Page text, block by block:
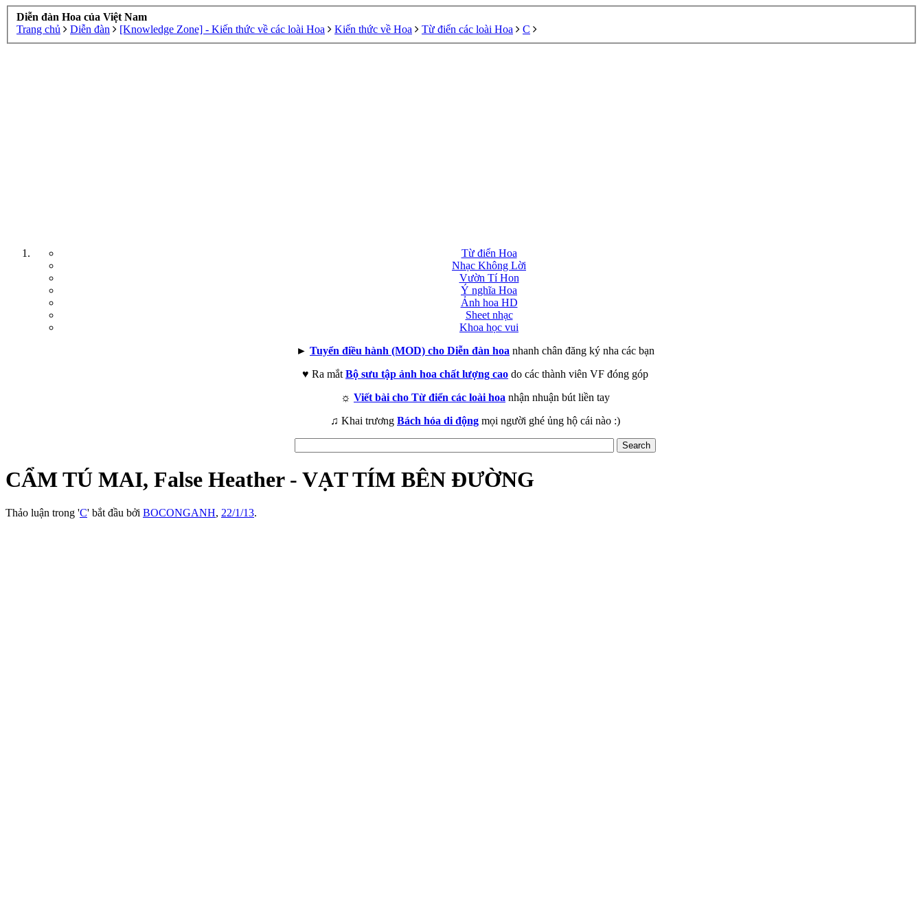
Diễn đàn Hoa của Việt Nam
Trang chủ
Diễn đàn [Knowledge Zone] - Kiến thức về các loài Hoa Kiến thức về Hoa Từ điển các loài Hoa C
Từ điển Hoa
Nhạc Không Lời
Vườn Tí Hon
Ý nghĩa Hoa
Ảnh hoa HD
Sheet nhạc
Khoa học vui
► Tuyển điều hành (MOD) cho Diễn đàn hoa nhanh chân đăng ký nha các bạn
♥ Ra mắt Bộ sưu tập ảnh hoa chất lượng cao do các thành viên VF đóng góp
☼ Viết bài cho Từ điển các loài hoa nhận nhuận bút liền tay
♫ Khai trương Bách hóa di động mọi người ghé ủng hộ cái nào :)
CẨM TÚ MAI, False Heather - VẠT TÍM BÊN ĐƯỜNG
Thảo luận trong 'C' bắt đầu bởi BOCONGANH, 22/1/13.